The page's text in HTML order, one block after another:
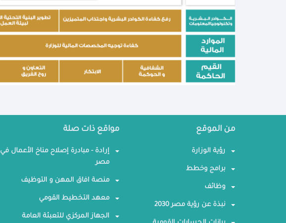
من الموقع
رؤية الوزارة
برامج وخطط
وظائف
نبذة عن رؤية مصر 2030
مواقع ذات صلة
إرادة - مبادرة إصلاح مناخ الأعمال في
مصر
منصة افاق المهن و التوظيف
معهد التخطيط القومي
الجهاز المركزي للتعبئة العامة